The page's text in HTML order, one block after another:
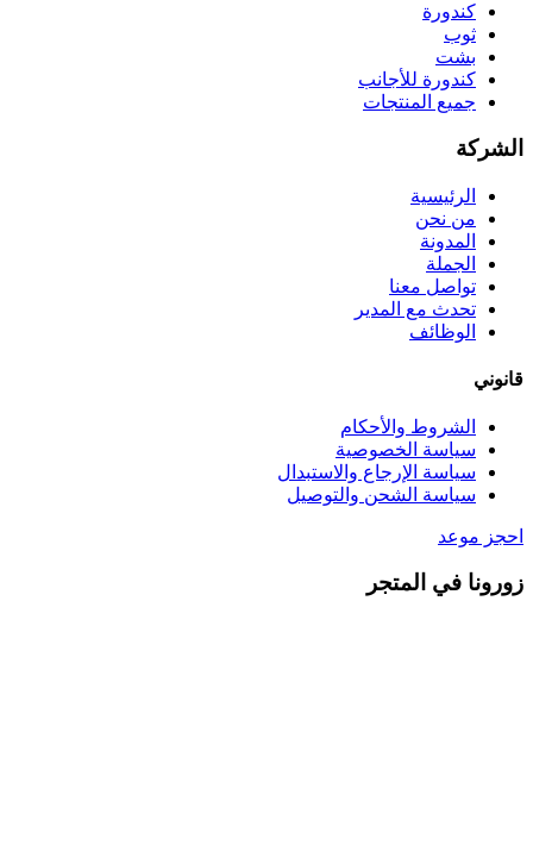
كندورة
ثوب
بشت
كندورة للأجانب
جميع المنتجات
الشركة
الرئيسية
من نحن
المدونة
الجملة
تواصل معنا
تحدث مع المدير
الوظائف
قانوني
الشروط والأحكام
سياسة الخصوصية
سياسة الإرجاع والاستبدال
سياسة الشحن والتوصيل
احجز موعد
زورونا في المتجر